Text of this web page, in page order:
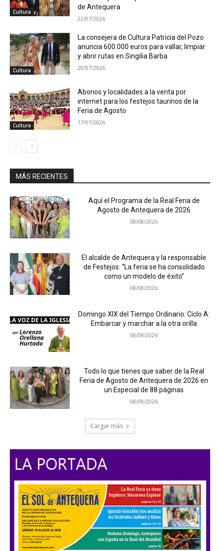
Cultura
de Antequera
22/07/2026
Cultura
La consejera de Cultura Patricia del Pozo
anuncia 600.000 euros para vallar, limpiar
y abrir rutas en Singilia Barba
20/07/2026
Cultura
Abonos y localidades a la venta por
internet para los festejos taurinos de la
Feria de Agosto
17/07/2026
MÁS RECIENTES
Aquí el Programa de la Real Feria de
Agosto de Antequera de 2026
08/08/2026
El alcalde de Antequera y la responsable
de Festejos: “La feria se ha consolidado
como un modelo de éxito”
08/08/2026
Domingo XIX del Tiempo Ordinario: Ciclo A:
Embarcar y marchar a la otra orilla
08/08/2026
Todo lo que tienes que saber de la Real
Feria de Agosto de Antequera de 2026 en
un Especial de 88 páginas
08/08/2026
Cargar más